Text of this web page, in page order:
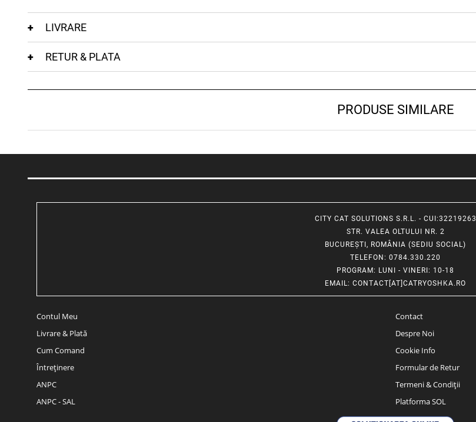
LIVRARE
RETUR & PLATA
PRODUSE SIMILARE
CITY CAT SOLUTIONS S.R.L. - CUI:32219263
STR. VALEA OLTULUI NR. 2
BUCUREȘTI, ROMÂNIA (SEDIU SOCIAL)
TELEFON : 0784.330.220
PROGRAM: LUNI - VINERI: 10-18
EMAIL: CONTACT[AT]CATRYOSHKA.RO
Contul Meu
Livrare & Plată
Cum Comand
Întreținere
ANPC
ANPC - SAL
Contact
Despre Noi
Cookie Info
Formular de Retur
Termeni & Condiții
Platforma SOL